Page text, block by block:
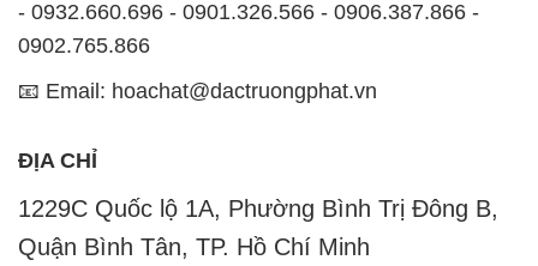
ĐỊA CHỈ
1229C Quốc lộ 1A, Phường Bình Trị Đông B,
Quận Bình Tân, TP. Hồ Chí Minh
CÔNG TY XNK TM SX HÓA CHẤT ĐẮC TRƯỜNG
PHÁT